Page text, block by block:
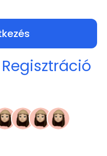
Regisztráció